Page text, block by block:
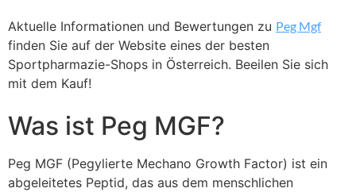
Aktuelle Informationen und Bewertungen zu Peg Mgf
finden Sie auf der Website eines der besten
Sportpharmazie-Shops in Österreich. Beeilen Sie sich
mit dem Kauf!
Was ist Peg MGF?
Peg MGF (Pegylierte Mechano Growth Factor) ist ein
abgeleitetes Peptid, das aus dem menschlichen